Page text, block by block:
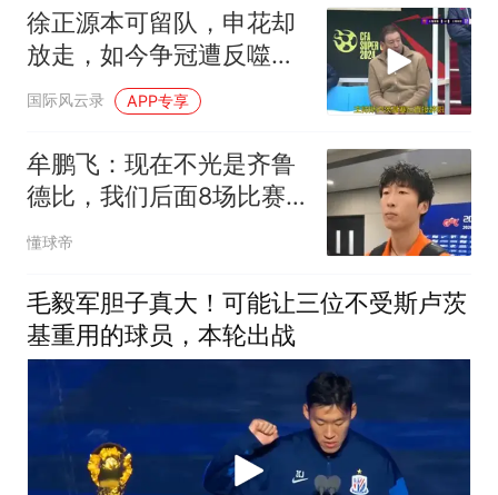
徐正源本可留队，申花却
放走，如今争冠遭反噬，
悔之晚矣
国际风云录 APP专享
牟鹏飞：现在不光是齐鲁
德比，我们后面8场比赛
全都是生死战
懂球帝
毛毅军胆子真大！可能让三位不受斯卢茨
基重用的球员，本轮出战